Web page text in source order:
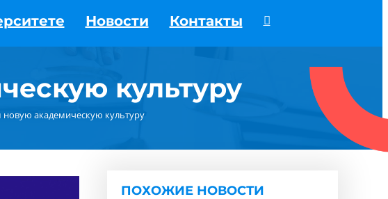
Новости Контакты
культуру
академическую культуру
ПОХОЖИЕ НОВОСТИ